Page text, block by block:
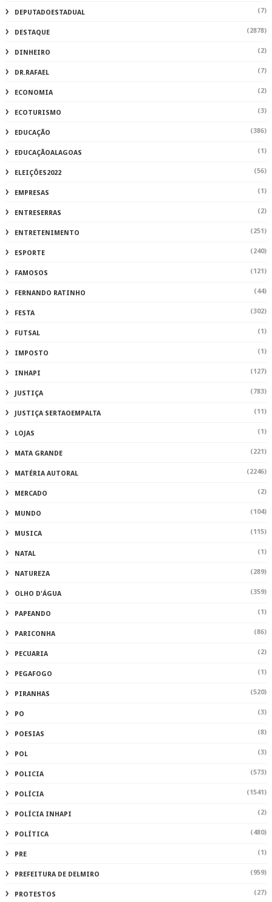
DEPUTADOESTADUAL (7)
DESTAQUE (2878)
DINHEIRO (2)
DR.RAFAEL (7)
ECONOMIA (2)
ECOTURISMO (3)
EDUCAÇÃO (386)
EDUCAÇÃOALAGOAS (1)
ELEIÇÕES2022 (56)
EMPRESAS (1)
ENTRESERRAS (2)
ENTRETENIMENTO (251)
ESPORTE (240)
FAMOSOS (121)
FERNANDO RATINHO (44)
FESTA (302)
FUTSAL (1)
IMPOSTO (1)
INHAPI (127)
JUSTIÇA (783)
JUSTIÇA SERTAOEMPALTA (11)
LOJAS (1)
MATA GRANDE (221)
MATÉRIA AUTORAL (2246)
MERCADO (2)
MUNDO (104)
MUSICA (115)
NATAL (1)
NATUREZA (289)
OLHO D'ÁGUA (359)
PAPEANDO (1)
PARICONHA (86)
PECUARIA (2)
PEGAFOGO (1)
PIRANHAS (520)
PO (3)
POESIAS (8)
POL (3)
POLICIA (573)
POLÍCIA (1541)
POLÍCIA INHAPI (2)
POLÍTICA (480)
PRE (1)
PREFEITURA DE DELMIRO (959)
PROTESTOS (27)